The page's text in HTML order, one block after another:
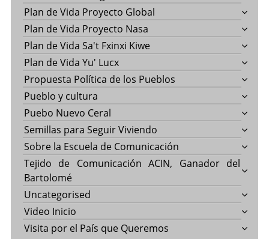
Plan de Vida Proyecto Global
Plan de Vida Proyecto Nasa
Plan de Vida Sa't Fxinxi Kiwe
Plan de Vida Yu' Lucx
Propuesta Política de los Pueblos
Pueblo y cultura
Puebo Nuevo Ceral
Semillas para Seguir Viviendo
Sobre la Escuela de Comunicación
Tejido de Comunicación ACIN, Ganador del
Bartolomé
Uncategorised
Video Inicio
Visita por el País que Queremos